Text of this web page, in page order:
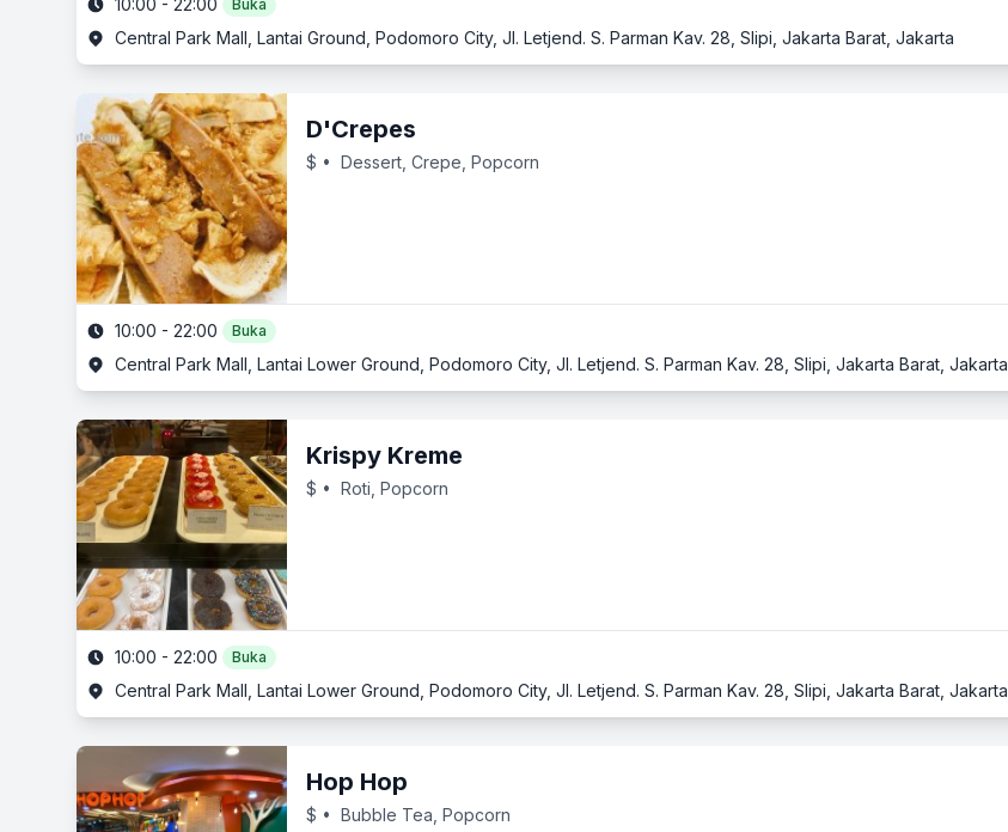
10:00 - 22:00 Buka
Central Park Mall, Lantai Ground, Podomoro City, Jl. Letjend. S. Parman Kav. 28, Slipi, Jakarta Barat, Jakarta
D'Crepes
$ • Dessert, Crepe, Popcorn
10:00 - 22:00 Buka
Central Park Mall, Lantai Lower Ground, Podomoro City, Jl. Letjend. S. Parman Kav. 28, Slipi, Jakarta Barat, Jakarta
Krispy Kreme
$ • Roti, Popcorn
10:00 - 22:00 Buka
Central Park Mall, Lantai Lower Ground, Podomoro City, Jl. Letjend. S. Parman Kav. 28, Slipi, Jakarta Barat, Jakarta
Hop Hop
$ • Bubble Tea, Popcorn